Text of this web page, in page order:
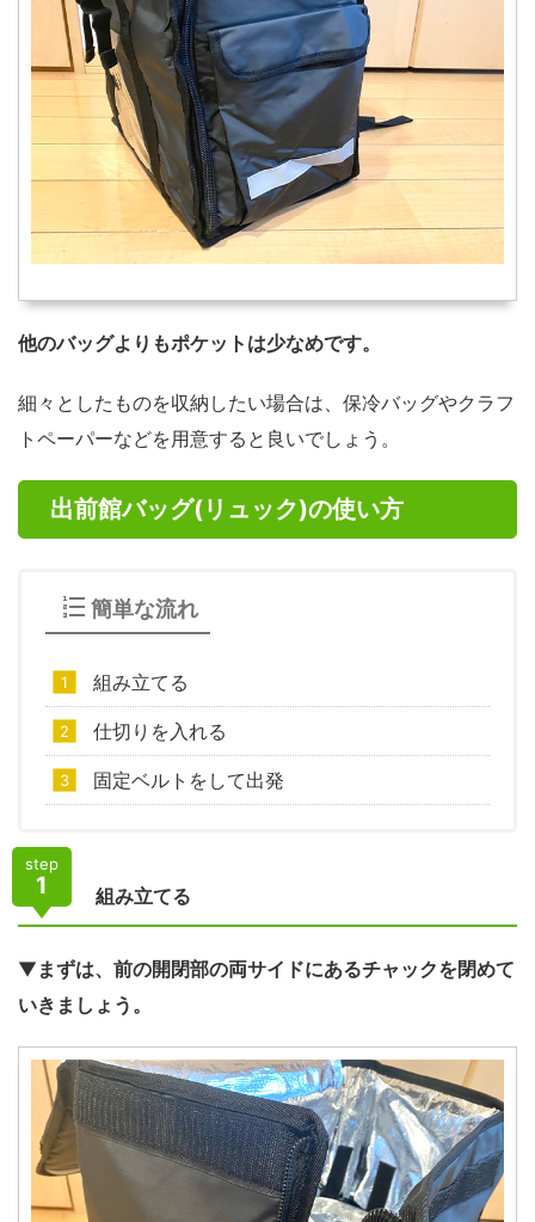
他のバッグよりもポケットは少なめです。
細々としたものを収納したい場合は、保冷バッグやクラフ
トペーパーなどを用意すると良いでしょう。
出前館バッグ(リュック)の使い方
簡単な流れ
組み立てる
仕切りを入れる
固定ベルトをして出発
step
1 組み立てる
▼ まずは、前の開閉部の両サイドにあるチャックを閉めて
いきましょう。